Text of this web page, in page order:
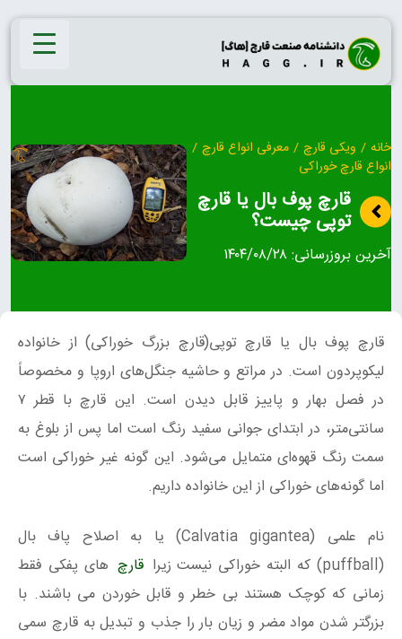
Skip
content
خانه / ویکی قارچ / معرفی انواع قارچ /
انواع قارچ خوراکی
قارچ پوف‌ بال یا قارچ
توپی چیست؟
آخرین بروزرسانی:۱۴۰۴/۰۸/۲۸
قارچ پوف‌ بال یا قارچ توپی(قارچ بزرگ خوراکی) از خانواده
لیکوپردون است. در مراتع و حاشیه جنگل‌های اروپا و مخصوصاً
در فصل بهار و پاییز قابل دیدن است. این قارچ با قطر ۷
سانتی‌متر، در ابتدای جوانی سفید رنگ است اما پس از بلوغ به
سمت رنگ قهوه‌ای متمایل می‌شود. این گونه غیر خوراکی است
اما گونه‌های خوراکی از این خانواده داریم.
نام علمی (Calvatia gigantea) یا به اصلاح پاف بال
(puffball) که البته خوراکی نیست زیرا
قارچ های پفکی فقط
زمانی که کوچک هستند بی خطر و قابل خوردن می باشند. با
بزرگتر شدن مواد مضر و زیان بار را جذب و تبدیل به قارچ سمی